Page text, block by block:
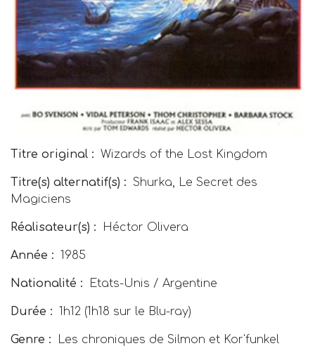
Titre original : Wizards of the Lost Kingdom
Titre(s) alternatif(s) : Shurka, Le Secret des
Magiciens
Réalisateur(s) : Héctor Olivera
Année : 1985
Nationalité : Etats-Unis / Argentine
Durée : 1h12 (1h18 sur le Blu-ray)
Genre : Les chroniques de Silmon et Kor'funkel